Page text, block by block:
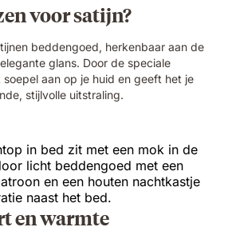
voor satijn?
beddengoed, herkenbaar aan de
glans. Door de speciale
aan op je huid en geeft het je
stijlvolle uitstraling.
en warmte